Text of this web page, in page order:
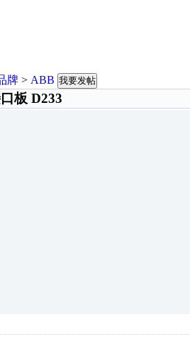
牌 > ABB 我要发帖
板 D233